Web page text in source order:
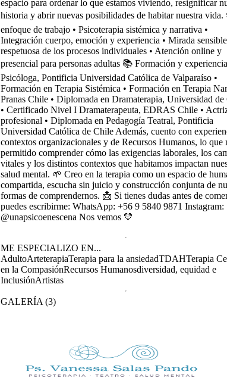
espacio para ordenar lo que estamos viviendo, resignificar
historia y abrir nuevas posibilidades de habitar nuestra
enfoque de trabajo • Psicoterapia sistémica y narrativa •
Integración cuerpo, emoción y experiencia • Mirada
respetuosa de los procesos individuales • Atención online y
presencial para personas adultas 📚 Formación y
Psicóloga, Pontificia Universidad Católica de Valparaíso •
Formación en Terapia Sistémica • Formación en Terapia
Pranas Chile • Diplomada en Dramaterapia, Universidad de
• Certificado Nivel I Dramaterapeuta, EDRAS Chile •
profesional • Diplomada en Pedagogía Teatral, Pontificia
Universidad Católica de Chile Además, cuento con
contextos organizacionales y de Recursos Humanos, lo que
permitido comprender cómo las exigencias laborales, los
vitales y los distintos contextos que habitamos impactan
salud mental. 🌱 Creo en la terapia como un espacio de
compartida, escucha sin juicio y construcción conjunta de
formas de comprendernos. 📩 Si tienes dudas antes de
puedes escribirme: WhatsApp: +56 9 5840 9871 Instagram:
@unapsicoenescena Nos vemos 💛
ME ESPECIALIZO EN...
AdultoArteterapiaTerapia para la ansiedadTDAHTerapia
en la CompasiónRecursos Humanosdiversidad, equidad e
InclusiónArtistas
GALERÍA (3)